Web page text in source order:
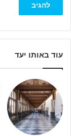
עוד באותו יעד